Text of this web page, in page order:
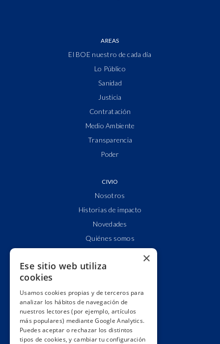
AREAS
El BOE nuestro de cada día
Lo Público
Sanidad
Justicia
Contratación
Medio Ambiente
Transparencia
Poder
CIVIO
Nosotros
Historias de impacto
Novedades
Quiénes somos
Alianzas y redes
Impacto
Premios
Formación
Código ético
×
Ese sitio web utiliza
cookies
Usamos cookies propias y de terceros para
analizar los hábitos de navegación de
nuestros lectores (por ejemplo, artículos
más populares) mediante Google Analytics.
Puedes aceptar o rechazar los distintos
tipos de cookies, y cambiar tu configuración